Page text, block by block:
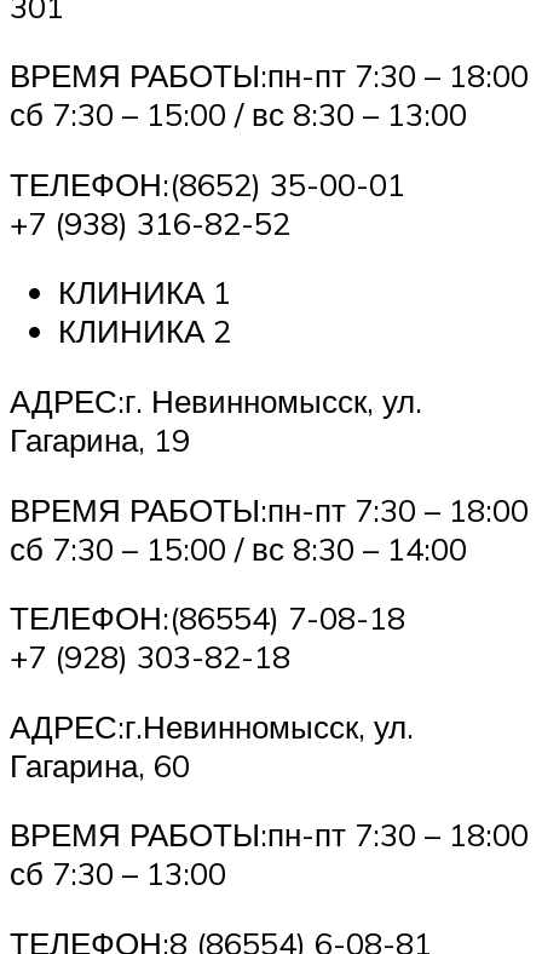
ВРЕМЯ РАБОТЫ:пн-пт 7:30 – 18:00
сб 7:30 – 15:00 / вс 8:30 – 13:00
ТЕЛЕФОН:(8652) 35-00-01
+7 (938) 316-82-52
КЛИНИКА 1
КЛИНИКА 2
АДРЕС:г. Невинномысск, ул.
Гагарина, 19
ВРЕМЯ РАБОТЫ:пн-пт 7:30 – 18:00
сб 7:30 – 15:00 / вс 8:30 – 14:00
ТЕЛЕФОН:(86554) 7-08-18
+7 (928) 303-82-18
АДРЕС:г.Невинномысск, ул.
Гагарина, 60
ВРЕМЯ РАБОТЫ:пн-пт 7:30 – 18:00
сб 7:30 – 13:00
ТЕЛЕФОН:8 (86554) 6-08-81